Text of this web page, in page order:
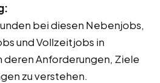
bei diesen Nebenjobs,
und Vollzeitjobs in
deren Anforderungen, Ziele
zu verstehen.